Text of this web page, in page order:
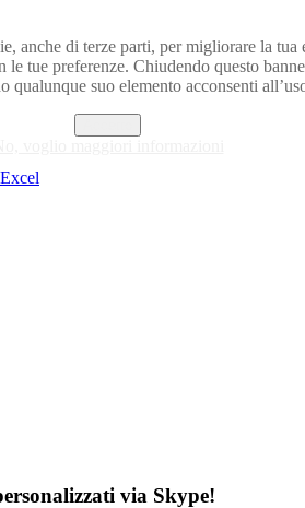
anche di terze parti, per migliorare la tua
tue preferenze. Chiudendo questo
qualunque suo elemento acconsenti
via Skype!